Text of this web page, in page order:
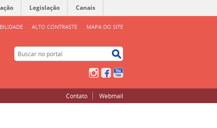
ALTO CONTRASTE MAPA DO SITE
Legislação Canais
Buscar no portal
InstagramFacebook
Contato Webmail